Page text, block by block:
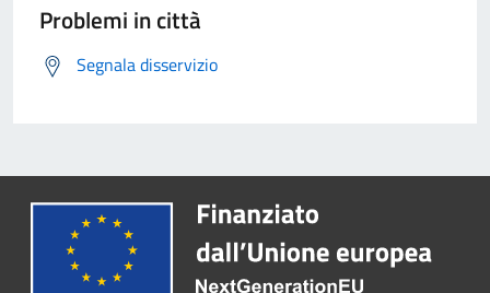
Problemi in città
Segnala disservizio